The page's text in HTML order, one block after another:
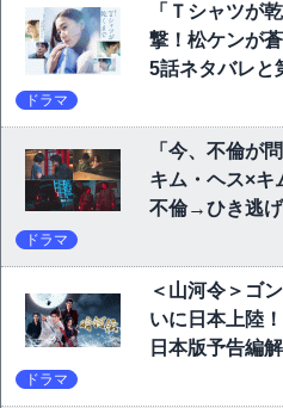
「Ｔシャツが
撃！松ケンが
5話ネタバレと
ドラマ
「今、不倫が
キム・ヘス×キ
不倫→ひき逃
ドラマ
＜山河令＞ゴ
いに日本上陸
日本版予告編
ドラマ